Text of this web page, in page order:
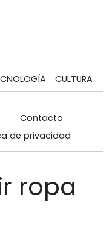
CULTURA
Contacto
de privacidad
ropa